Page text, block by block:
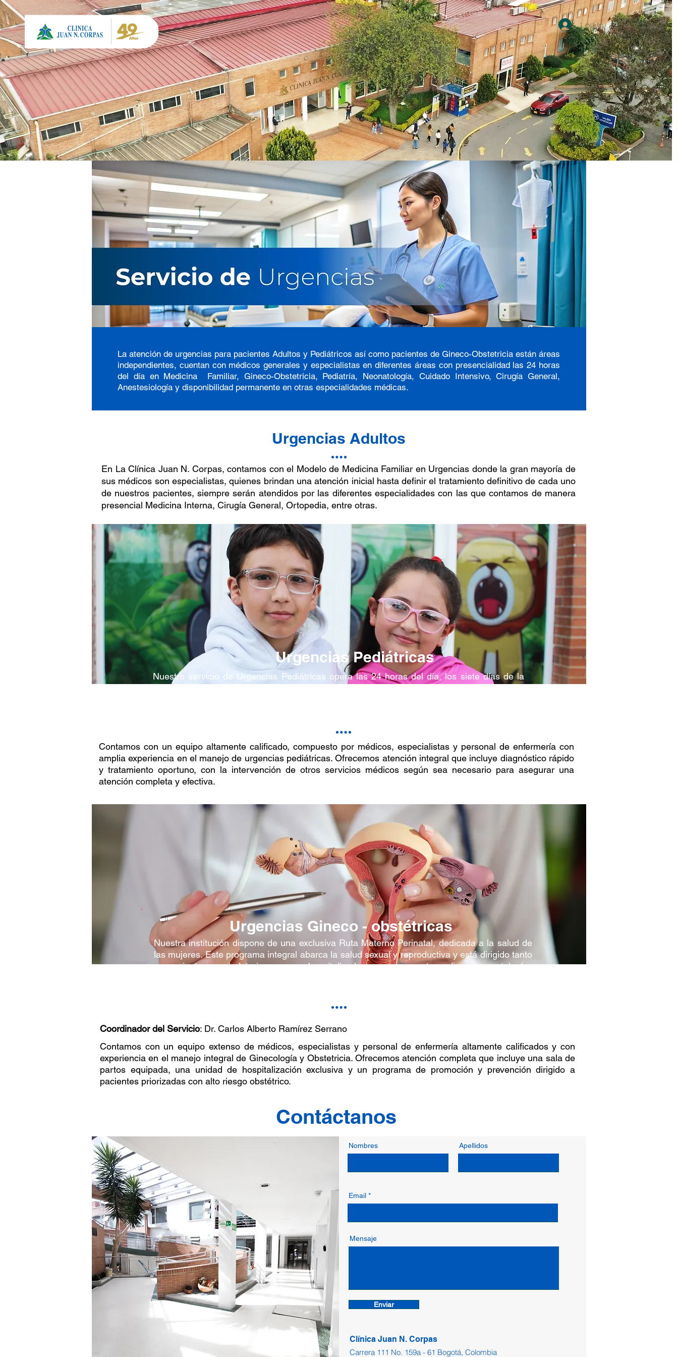
Inicio Nosotros Agenda tu Cita Servicios Participación Social Más
Log In
La atención de urgencias para pacientes Adultos y Pediátricos así como pacientes de Gineco-Obstetricia están áreas
independientes, cuentan con médicos generales y especialistas en diferentes áreas con presencialidad las 24 horas
del día en Medicina Familiar, Gineco-Obstetricia, Pediatría, Neonatología, Cuidado Intensivo, Cirugía General,
Anestesiología y disponibilidad permanente en otras especialidades médicas.
Urgencias Adultos
En La Clínica Juan N. Corpas, contamos con el Modelo de Medicina Familiar en Urgencias donde la gran mayoría de
sus médicos son especialistas, quienes brindan una atención inicial hasta definir el tratamiento definitivo de cada uno
de nuestros pacientes, siempre serán atendidos por las diferentes especialidades con las que contamos de manera
presencial Medicina Interna, Cirugía General, Ortopedia, entre otras.
Urgencias Pediátricas
Nuestro servicio de Urgencias Pediátricas opera las 24 horas del día, los siete días de la
Contamos con un equipo altamente calificado, compuesto por médicos, especialistas y personal de enfermería con
amplia experiencia en el manejo de urgencias pediátricas. Ofrecemos atención integral que incluye diagnóstico rápido
y tratamiento oportuno, con la intervención de otros servicios médicos según sea necesario para asegurar una
atención completa y efectiva.
Urgencias Gineco - obstétricas
Nuestra institución dispone de una exclusiva Ruta Materno Perinatal, dedicada a la salud de
las mujeres. Este programa integral abarca la salud sexual y reproductiva y está dirigido tanto
a pacientes ambulatorias como hospitalizadas que presenten diversas patologías
Coordinador del Servicio: Dr. Carlos Alberto Ramírez Serrano
Contamos con un equipo extenso de médicos, especialistas y personal de enfermería altamente calificados y con
experiencia en el manejo integral de Ginecología y Obstetricia. Ofrecemos atención completa que incluye una sala de
partos equipada, una unidad de hospitalización exclusiva y un programa de promoción y prevención dirigido a
pacientes priorizadas con alto riesgo obstétrico.
Contáctanos
Nombres Apellidos
Email
Mensaje
Enviar
Clínica Juan N. Corpas
Carrera 111 No. 159a - 61 Bogotá, Colombia